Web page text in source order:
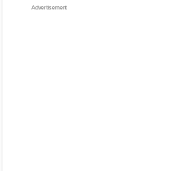
Advertisement